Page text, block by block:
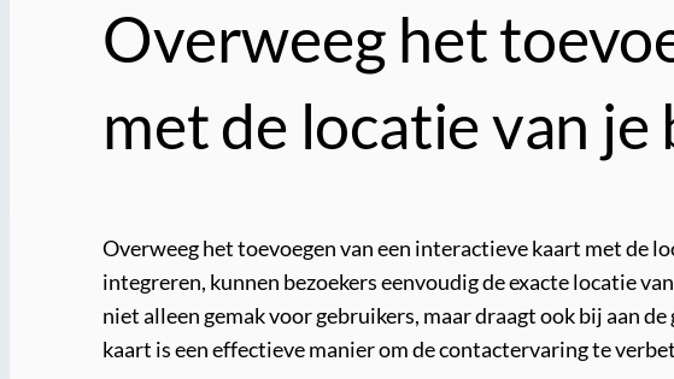
Overweeg het
met de locatie van
Overweeg het toevoegen van een interactieve kaart met de
integreren, kunnen bezoekers eenvoudig de exacte locatie
niet alleen gemak voor gebruikers, maar draagt ook bij aan
kaart is een effectieve manier om de contactervaring te